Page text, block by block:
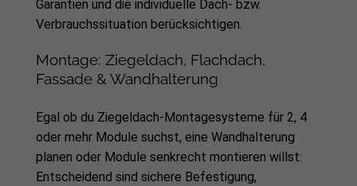
Garantien und die individuelle Dach- bzw.
Verbrauchssituation berücksichtigen.
Montage: Ziegeldach, Flachdach,
Fassade & Wandhalterung
Egal ob du Ziegeldach-Montagesysteme für 2, 4
oder mehr Module suchst, eine Wandhalterung
planen oder Module senkrecht montieren willst:
Entscheidend sind sichere Befestigung,